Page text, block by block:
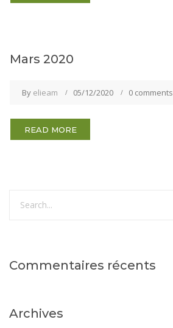
Mars 2020
By elieam 05/12/2020 0 comments
READ MORE
Commentaires récents
Archives